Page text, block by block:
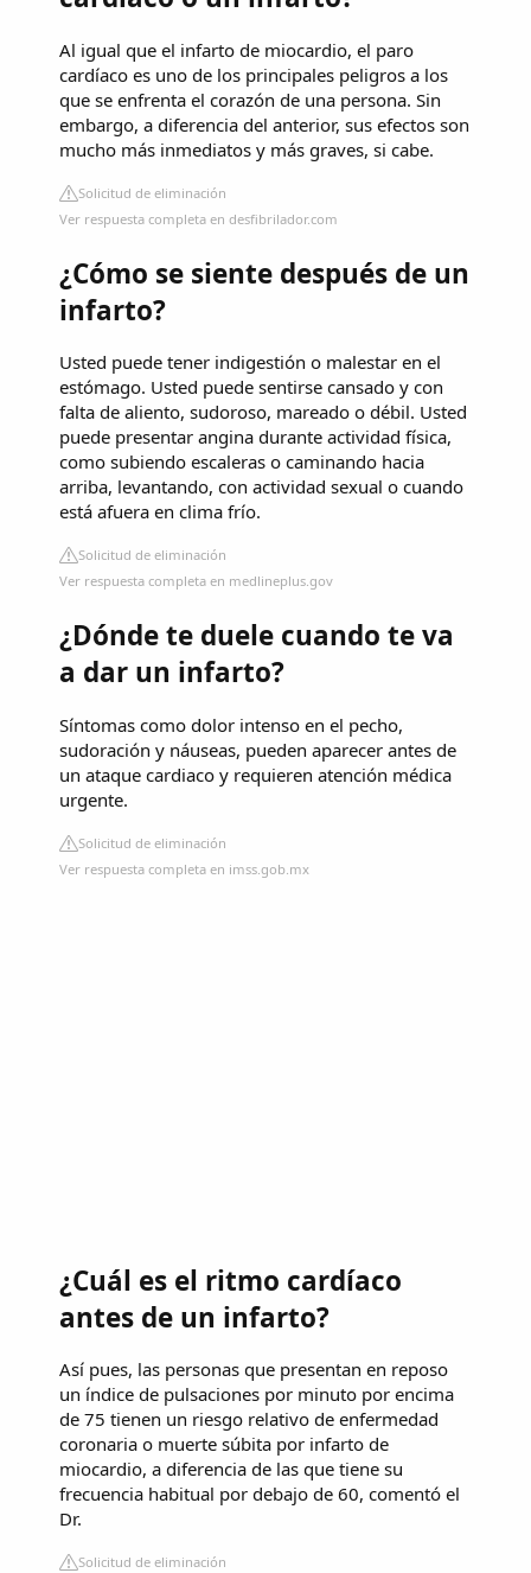
Al igual que el infarto de miocardio, el paro
cardíaco es uno de los principales peligros a los
que se enfrenta el corazón de una persona. Sin
embargo, a diferencia del anterior, sus efectos son
mucho más inmediatos y más graves, si cabe.
Solicitud de eliminación
Ver respuesta completa en desfibrilador.com
¿Cómo se siente después de un
infarto?
Usted puede tener indigestión o malestar en el
estómago. Usted puede sentirse cansado y con
falta de aliento, sudoroso, mareado o débil. Usted
puede presentar angina durante actividad física,
como subiendo escaleras o caminando hacia
arriba, levantando, con actividad sexual o cuando
está afuera en clima frío.
Solicitud de eliminación
Ver respuesta completa en medlineplus.gov
¿Dónde te duele cuando te va
a dar un infarto?
Síntomas como dolor intenso en el pecho,
sudoración y náuseas, pueden aparecer antes de
un ataque cardiaco y requieren atención médica
urgente.
Solicitud de eliminación
Ver respuesta completa en imss.gob.mx
¿Cuál es el ritmo cardíaco
antes de un infarto?
Así pues, las personas que presentan en reposo
un índice de pulsaciones por minuto por encima
de 75 tienen un riesgo relativo de enfermedad
coronaria o muerte súbita por infarto de
miocardio, a diferencia de las que tiene su
frecuencia habitual por debajo de 60, comentó el
Dr.
Solicitud de eliminación